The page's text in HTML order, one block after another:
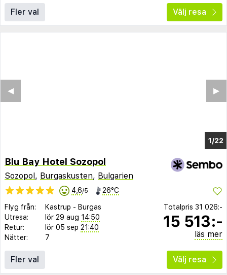
Fler val Välj resa
1/14
▶︎
◀︎
Blu Bay Hotel Sozopol
Sozopol, Burgaskusten, Bulgarien
4,6/5 26°C
Flyg från: Kastrup - Burgas
Utresa:
lör 29 aug 14:50
Retur:
lör 05 sep 21:40
Nätter:
7
Totalpris 31 026:-
15 513:-
läs mer
Fler val Välj resa